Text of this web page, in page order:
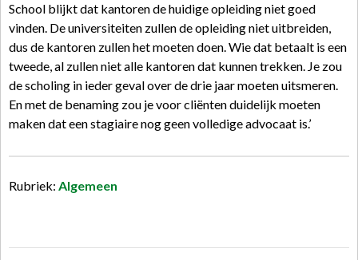
School blijkt dat kantoren de huidige opleiding niet goed
vinden. De universiteiten zullen de opleiding niet uitbreiden,
dus de kantoren zullen het moeten doen. Wie dat betaalt is een
tweede, al zullen niet alle kantoren dat kunnen trekken. Je zou
de scholing in ieder geval over de drie jaar moeten uitsmeren.
En met de benaming zou je voor cliënten duidelijk moeten
maken dat een stagiaire nog geen volledige advocaat is.’
Rubriek: Algemeen